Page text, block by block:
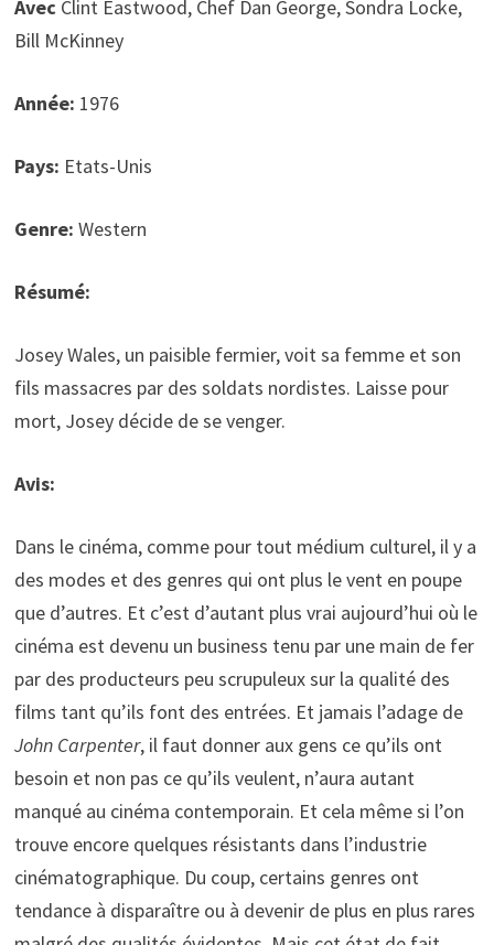
Avec Clint Eastwood, Chef Dan George, Sondra Locke,
Bill McKinney
Année: 1976
Pays: Etats-Unis
Genre: Western
Résumé:
Josey Wales, un paisible fermier, voit sa femme et son
fils massacres par des soldats nordistes. Laisse pour
mort, Josey décide de se venger.
Avis:
Dans le cinéma, comme pour tout médium culturel, il y a
des modes et des genres qui ont plus le vent en poupe
que d’autres. Et c’est d’autant plus vrai aujourd’hui où le
cinéma est devenu un business tenu par une main de fer
par des producteurs peu scrupuleux sur la qualité des
films tant qu’ils font des entrées. Et jamais l’adage de
John Carpenter, il faut donner aux gens ce qu’ils ont
besoin et non pas ce qu’ils veulent, n’aura autant
manqué au cinéma contemporain. Et cela même si l’on
trouve encore quelques résistants dans l’industrie
cinématographique. Du coup, certains genres ont
tendance à disparaître ou à devenir de plus en plus rares